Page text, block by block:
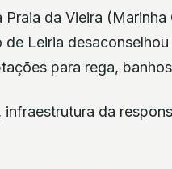
da Vieira
Leiria
para rega,
infraestrutura da